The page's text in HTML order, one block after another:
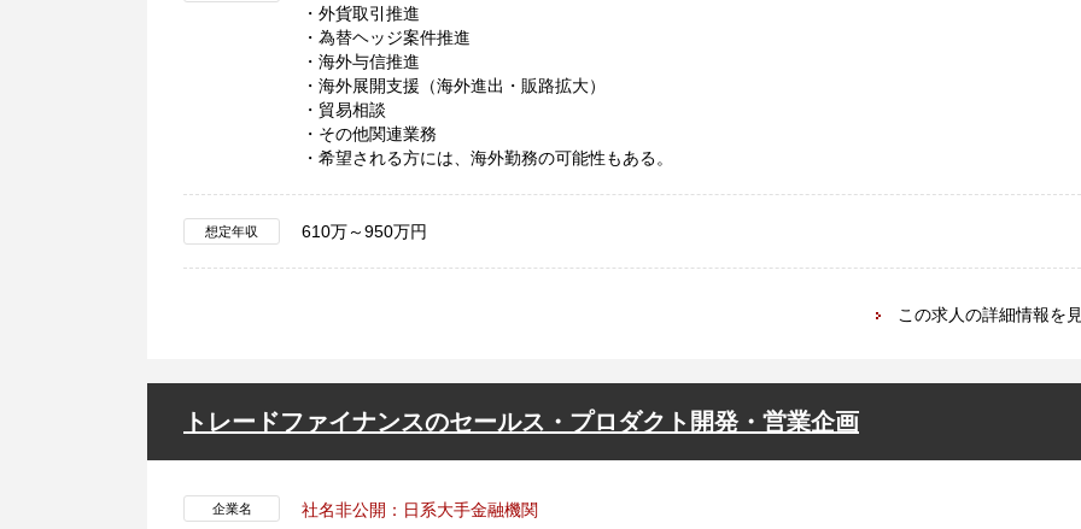
・外貨取引推進
・為替ヘッジ案件推進
・海外与信推進
・海外展開支援（海外進出・販路拡大）
・貿易相談
・その他関連業務
・希望される方には、海外勤務の可能性もある。
想定年収 610万～950万円
この求人の詳細情報を
トレードファイナンスのセールス・プロダクト開発・営業企画
企業名 社名非公開：日系大手金融機関